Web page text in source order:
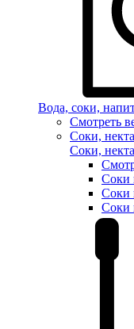
Вода, соки,
Смотреть
Соки,
Соки,
Соки
Соки
Соки